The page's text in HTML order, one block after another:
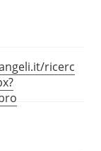
ricerc